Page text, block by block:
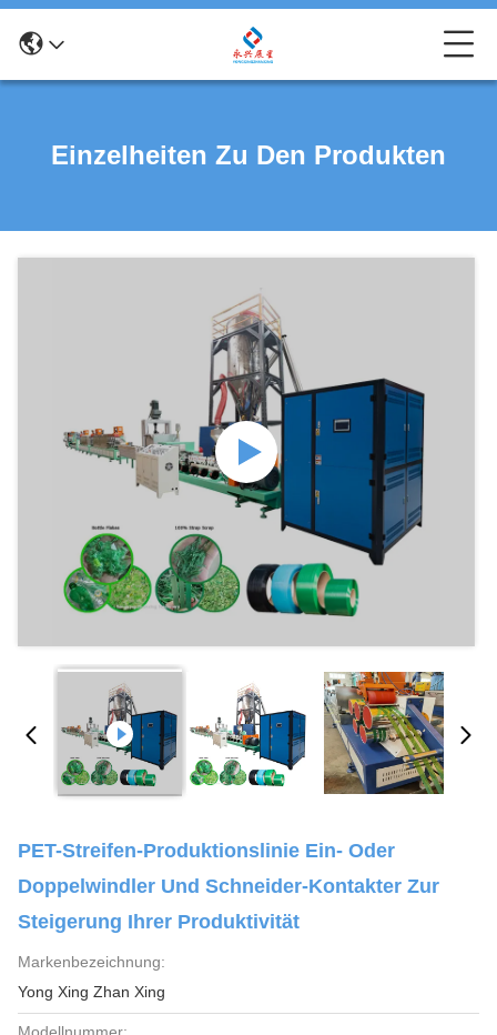
Einzelheiten Zu Den Produkten
PET-Streifen-Produktionslinie Ein- Oder
Doppelwindler Und Schneider-Kontakter Zur
Steigerung Ihrer Produktivität
Markenbezeichnung:
Yong Xing Zhan Xing